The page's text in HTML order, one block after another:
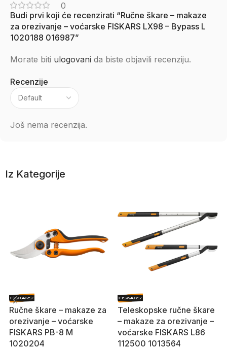
0
Recenzije
Još nema recenzija.
Budi prvi koji će recenzirati “Ručne škare – makaze
za orezivanje – voćarske FISKARS LX98 – Bypass L
1020188 016987”
Morate biti ulogovani da biste objavili recenziju.
Iz Kategorije
Ručne škare – makaze za
orezivanje – voćarske
FISKARS PB-8 M
1020204
Teleskopske ručne škare
– makaze za orezivanje –
voćarske FISKARS L86
112500 1013564